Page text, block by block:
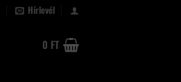
Hírlevél
0 FT